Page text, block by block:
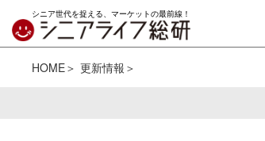
シニア世代を捉える、マーケットの最前線！
HOME 更新情報